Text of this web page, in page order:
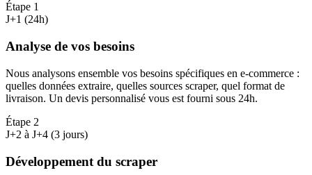
Étape 1
J+1 (24h)
Analyse de vos besoins
Nous analysons ensemble vos besoins spécifiques en e-commerce :
quelles données extraire, quelles sources scraper, quel format de
livraison. Un devis personnalisé vous est fourni sous 24h.
Étape 2
J+2 à J+4 (3 jours)
Développement du scraper